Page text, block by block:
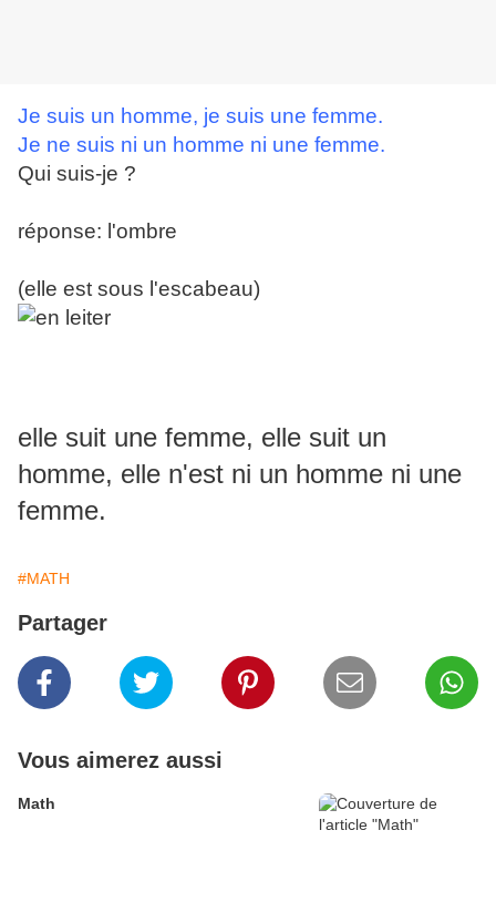
Je suis un homme, je suis une femme.
Je ne suis ni un homme ni une femme.
Qui suis-je ?
réponse: l'ombre
(elle est sous l'escabeau)
elle suit une femme, elle suit un
homme, elle n'est ni un homme ni une
femme.
#MATH
Partager
Vous aimerez aussi
Math